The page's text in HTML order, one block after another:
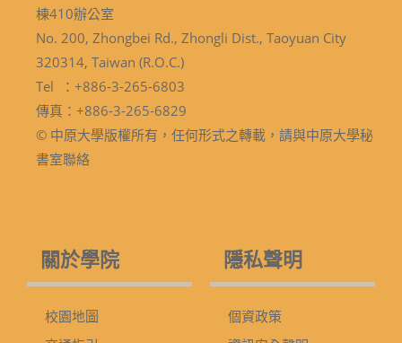
棟410辦公室
No. 200, Zhongbei Rd., Zhongli Dist., Taoyuan City
320314, Taiwan (R.O.C.)
Tel ：+886-3-265-6803
傳真：+886-3-265-6829
© 中原大學版權所有，任何形式之轉載，請與中原大學秘
書室聯絡
關於學院
校園地圖
隱私聲明
個資政策